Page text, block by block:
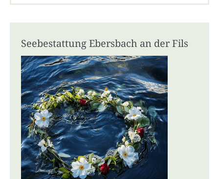
Seebestattung Ebersbach an der Fils